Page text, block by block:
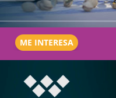
ME INTERESA